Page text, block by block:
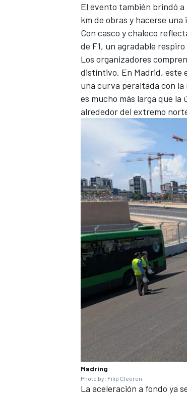
El evento también brindó
km de obras y hacerse
Con casco y chaleco
de F1, un agradable
Los organizadores
distintivo. En Madrid, este
una curva peraltada con
es mucho más larga que
alrededor del extremo
Madring
Photo by: Filip Cleeren
La aceleración a fondo ya